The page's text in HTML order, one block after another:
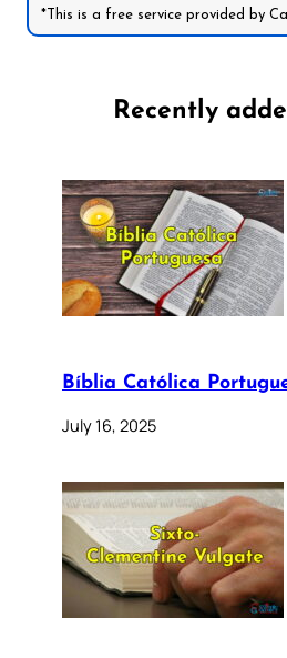
*This is a free service provided by
Recently
Bíblia Católica
July 16, 2025